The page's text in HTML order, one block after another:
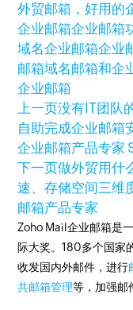
外贸邮箱，好用的
企业邮箱企业邮箱
域名企业邮箱企业
邮箱域名邮箱和企
企业邮箱
上一页没有IT团队
自助完成企业邮箱
企业邮箱产品专家
下一页做外贸用什
速、存储空间三维
邮箱产品专家
Zoho Mail企业邮箱是
际大奖。180多个国家
收发国内外邮件，进行
共邮箱管理等，加强邮